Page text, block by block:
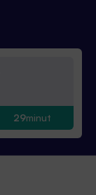
29minut